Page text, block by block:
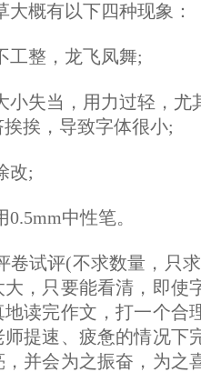
大概有以下四种现象：
整，龙飞凤舞;
失当，用力过轻，尤
挨，导致字体很小;
改;
中性笔。
卷试评(不求数量，只
大，只要能看清，即使
地读完作文，打一个合
师提速、疲惫的情况下
，并会为之振奋，为之